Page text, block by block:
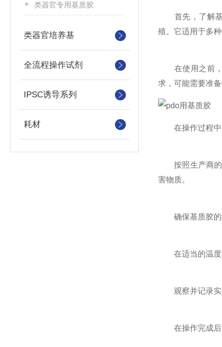
类器官专用基质胶
类器官培养基
全流程操作试剂
IPSC诱导系列
耗材
首先，了解基
殖。它适用于多
在使用之前，
求，可能需要准
在操作过程中
按照生产商的
害物质。
确保基质胶的
在适当的温度
观察并记录实
在操作完成后